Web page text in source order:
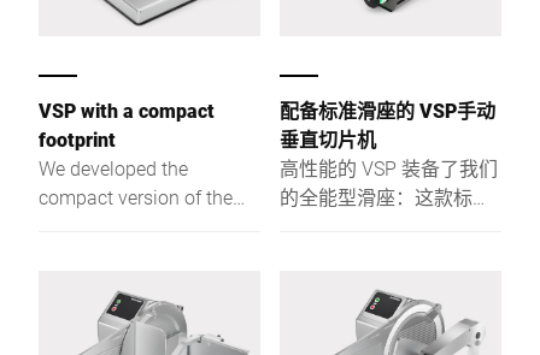
VSP with a compact
footprint
We developed the
compact version of the
kitchens where space is
limited.
配备标准滑座的 VSP手动
垂直切片机
高性能的 VSP 装备了我们
的全能型滑座：这款标准
的各种切割物。在日常工
作中，如果您的团队要在
柜台或准备室内处理各种